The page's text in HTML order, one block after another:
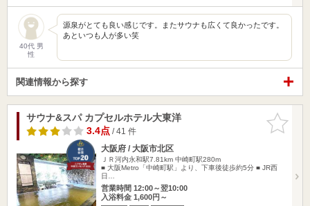
40代 男
性
源泉がとても良い感じです。またサウナも広くて良かったです。
あといつも人が多い笑
関連情報から探す
お気に入
りに追加
サウナ&スパ カプセルホテル大東洋
3.4点/ 41 件
大阪府 / 大阪市北区
ＪＲ河内永和駅7.81km 中崎町駅280m
■ 大阪Metro「中崎町駅」より、下車後徒歩約5分 ■ JR西
日…
営業時間 12:00～翌10:00
入浴料金 1,600円～